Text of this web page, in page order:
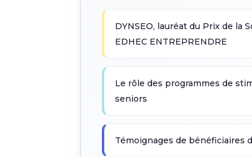
DYNSEO, lauréat du Prix de la
EDHEC ENTREPRENDRE
Le rôle des programmes de
seniors
Témoignages de bénéficiaires